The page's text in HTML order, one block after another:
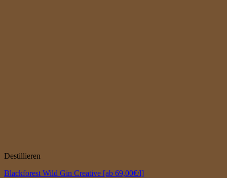
Destillieren
Blackforest Wild Gin Creative [ab 69,00€/l]